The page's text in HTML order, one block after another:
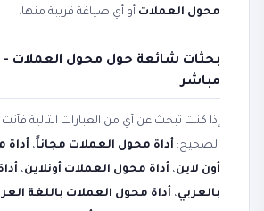
محول العملات أو أي صياغة قريبة منها.
مباشر
إذا كنت تبحث عن أي من العبارات التالية
الصحيح: أداة محول العملات مجاناً، أداة
أون لاين، أداة محول العملات أونلاين،
بالعربي، أداة محول العملات باللغة